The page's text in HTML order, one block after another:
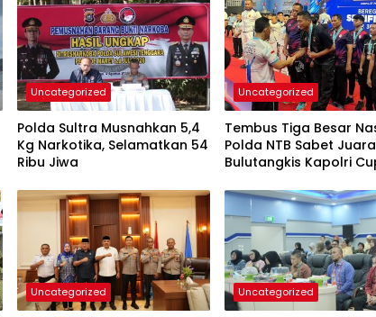
Uncategorized
Polda Sultra Musnahkan 5,4
Kg Narkotika, Selamatkan 54
Ribu Jiwa
Uncategorized
Tembus Tiga Besar
Polda NTB Sabet
Bulutangkis Kapolri
Uncategorized Uncategorized